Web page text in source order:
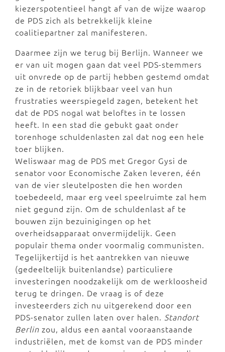
kiezerspotentieel hangt af van de wijze waarop
de PDS zich als betrekkelijk kleine
coalitiepartner zal manifesteren.
Daarmee zijn we terug bij Berlijn. Wanneer we
er van uit mogen gaan dat veel PDS-stemmers
uit onvrede op de partij hebben gestemd omdat
ze in de retoriek blijkbaar veel van hun
frustraties weerspiegeld zagen, betekent het
dat de PDS nogal wat beloftes in te lossen
heeft. In een stad die gebukt gaat onder
torenhoge schuldenlasten zal dat nog een hele
toer blijken.
Weliswaar mag de PDS met Gregor Gysi de
senator voor Economische Zaken leveren, één
van de vier sleutelposten die hen worden
toebedeeld, maar erg veel speelruimte zal hem
niet gegund zijn. Om de schuldenlast af te
bouwen zijn bezuinigingen op het
overheidsapparaat onvermijdelijk. Geen
populair thema onder voormalig communisten.
Tegelijkertijd is het aantrekken van nieuwe
(gedeeltelijk buitenlandse) particuliere
investeringen noodzakelijk om de werkloosheid
terug te dringen. De vraag is of deze
investeerders zich nu uitgerekend door een
PDS-senator zullen laten over halen. Standort
Berlin zou, aldus een aantal vooraanstaande
industriëlen, met de komst van de PDS minder